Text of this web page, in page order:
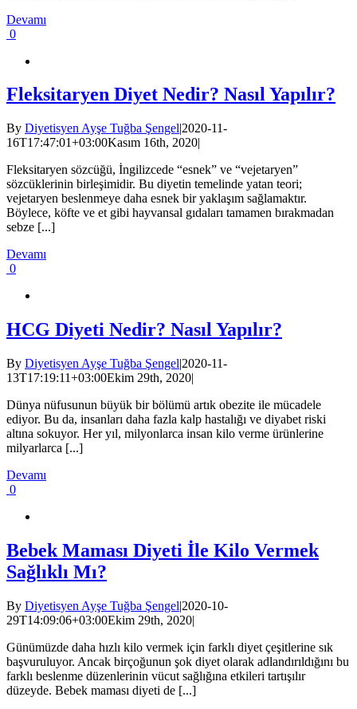
Devamı
0
Fleksitaryen Diyet Nedir? Nasıl Yapılır?
By Diyetisyen Ayşe Tuğba Şengel|2020-11-
16T17:47:01+03:00Kasım 16th, 2020|
Fleksitaryen sözcüğü, İngilizcede “esnek” ve “vejetaryen”
sözcüklerinin birleşimidir. Bu diyetin temelinde yatan teori;
vejetaryen beslenmeye daha esnek bir yaklaşım sağlamaktır.
Böylece, köfte ve et gibi hayvansal gıdaları tamamen bırakmadan
sebze [...]
Devamı
0
HCG Diyeti Nedir? Nasıl Yapılır?
By Diyetisyen Ayşe Tuğba Şengel|2020-11-
13T17:19:11+03:00Ekim 29th, 2020|
Dünya nüfusunun büyük bir bölümü artık obezite ile mücadele
ediyor. Bu da, insanları daha fazla kalp hastalığı ve diyabet riski
altına sokuyor. Her yıl, milyonlarca insan kilo verme ürünlerine
milyarlarca [...]
Devamı
0
Bebek Maması Diyeti İle Kilo Vermek
Sağlıklı Mı?
By Diyetisyen Ayşe Tuğba Şengel|2020-10-
29T14:09:06+03:00Ekim 29th, 2020|
Günümüzde daha hızlı kilo vermek için farklı diyet çeşitlerine sık
başvuruluyor. Ancak birçoğunun şok diyet olarak adlandırıldığını bu
farklı beslenme düzenlerinin vücut sağlığına etkileri tartışılır
düzeyde. Bebek maması diyeti de [...]